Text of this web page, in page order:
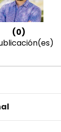
(0)
Cristian Javier